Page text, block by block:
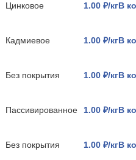
Цинковое 1.00 ₽/кгВ
Кадмиевое 1.00 ₽/кгВ
Без покрытия 1.00 ₽/кгВ
Пассивированное 1.00 ₽/кгВ
Без покрытия 1.00 ₽/кгВ